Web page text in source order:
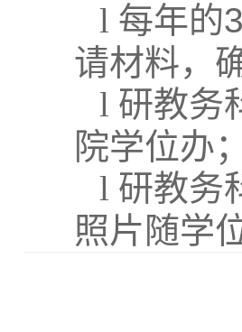
l 每年的3
请材料，
l 研教务
院学位办；
l 研教务
照片随学